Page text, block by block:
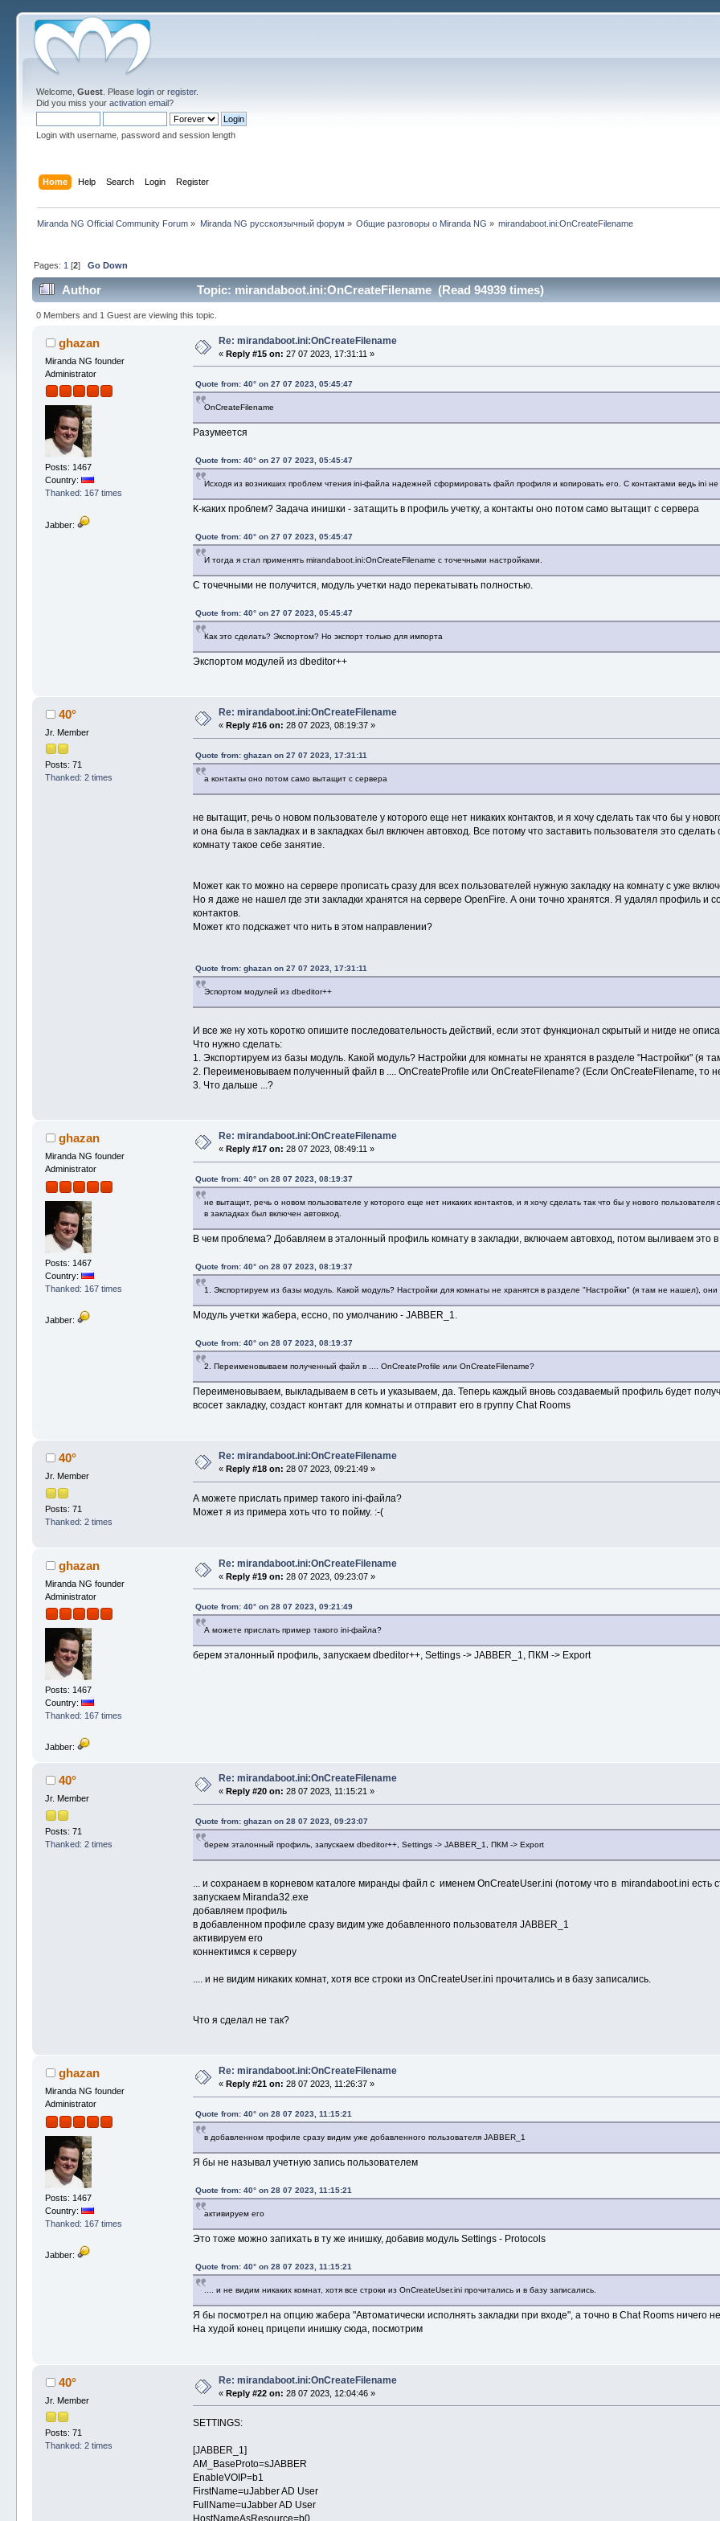
Welcome,Guest . Pleaselogin orregister.
Did you miss youractivation email?
Login with username, password and session length
Home Help Search Login Register
Miranda NG Official Community Forum » Miranda NG русскоязычный форум » Общие разговоры о Miranda NG » mirandaboot.ini:OnCreateFilename
Pages: 1 [2]Go Down
Author Topic: mirandaboot.ini:OnCreateFilename (Read 94939 times)
0 Members and 1 Guest are viewing this topic.
ghazan
Miranda NG founder
Administrator
Posts: 1467
Country:
Thanked: 167 times
Jabber:
Re: mirandaboot.ini:OnCreateFilename
«Reply #15 on: 27 07 2023, 17:31:11 »
Quote from: 40° on 27 07 2023, 05:45:47
OnCreateFilename
Разумеется
Quote from: 40° on 27 07 2023, 05:45:47
Исходя из возникших проблем чтения ini-файла надежней сформировать файл профиля и копировать его. С контактами ведь ini не
К-каких проблем? Задача инишки - затащить в профиль учетку, а контакты оно потом само вытащит с сервера
Quote from: 40° on 27 07 2023, 05:45:47
И тогда я стал применять mirandaboot.ini:OnCreateFilename с точечными настройками.
С точечными не получится, модуль учетки надо перекатывать полностью.
Quote from: 40° on 27 07 2023, 05:45:47
Как это сделать? Экспортом? Но экспорт только для импорта
Экспортом модулей из dbeditor++
40°
Jr. Member
Posts: 71
Thanked: 2 times
Re: mirandaboot.ini:OnCreateFilename
«Reply #16 on: 28 07 2023, 08:19:37 »
Quote from: ghazan on 27 07 2023, 17:31:11
а контакты оно потом само вытащит с сервера
не вытащит, речь о новом пользователе у которого еще нет никаких контактов, и я хочу сделать так что бы у
и она была в закладках и в закладках был включен автовход. Все потому что заставить пользователя это
комнату такое себе занятие.
Может как то можно на сервере прописать сразу для всех пользователей нужную закладку на комнату с уже
Но я даже не нашел где эти закладки хранятся на сервере OpenFire. А они точно хранятся. Я удалял профиль и
контактов.
Может кто подскажет что нить в этом направлении?
Quote from: ghazan on 27 07 2023, 17:31:11
Эспортом модулей из dbeditor++
И все же ну хоть коротко опишите последовательность действий, если этот функционал скрытый и нигде не
Что нужно сделать:
1. Экспортируем из базы модуль. Какой модуль? Настройки для комнаты не хранятся в разделе "Настройки" (я
2. Переименовываем полученный файл в .... OnCreateProfile или OnCreateFilename? (Если OnCreateFilename, то
3. Что дальше ...?
ghazan
Miranda NG founder
Administrator
Posts: 1467
Country:
Thanked: 167 times
Jabber:
Re: mirandaboot.ini:OnCreateFilename
« Reply #17 on: 28 07 2023, 08:49:11 »
Quote from: 40° on 28 07 2023, 08:19:37
не вытащит, речь о новом пользователе у которого еще нет никаких контактов, и я хочу сделать так что бы у нового
в закладках был включен автовход.
В чем проблема? Добавляем в эталонный профиль комнату в закладки, включаем автовход, потом выливаем это
Quote from: 40° on 28 07 2023, 08:19:37
1. Экспортируем из базы модуль. Какой модуль? Настройки для комнаты не хранятся в разделе "Настройки" (я там не нашел),
Модуль учетки жабера, ессно, по умолчанию - JABBER_1.
Quote from: 40° on 28 07 2023, 08:19:37
2. Переименовываем полученный файл в .... OnCreateProfile или OnCreateFilename?
Переименовываем, выкладываем в сеть и указываем, да. Теперь каждый вновь создаваемый профиль будет
всосет закладку, создаст контакт для комнаты и отправит его в группу Chat Rooms
40°
Jr. Member
Posts: 71
Thanked: 2 times
Re: mirandaboot.ini:OnCreateFilename
« Reply #18 on: 28 07 2023, 09:21:49 »
А можете прислать пример такого ini-файла?
Может я из примера хоть что то пойму. :-(
ghazan
Miranda NG founder
Administrator
Posts: 1467
Country:
Thanked: 167 times
Jabber:
Re: mirandaboot.ini:OnCreateFilename
«Reply #19 on: 28 07 2023, 09:23:07 »
Quote from: 40° on 28 07 2023, 09:21:49
А можете прислать пример такого ini-файла?
берем эталонный профиль, запускаем dbeditor++, Settings -> JABBER_1, ПКМ -> Export
40°
Jr. Member
Posts: 71
Thanked: 2 times
Re: mirandaboot.ini:OnCreateFilename
« Reply #20 on: 28 07 2023, 11:15:21 »
Quote from: ghazan on 28 07 2023, 09:23:07
берем эталонный профиль, запускаем dbeditor++, Settings -> JABBER_1, ПКМ -> Export
... и сохранаем в корневом каталоге миранды файл с именем OnCreateUser.ini (потому что в mirandaboot.ini есть
запускаем Miranda32.exe
добавляем профиль
в добавленном профиле сразу видим уже добавленного пользователя JABBER_1
активируем его
коннектимся к серверу
.... и не видим никаких комнат, хотя все строки из OnCreateUser.ini прочитались и в базу записались.
Что я сделал не так?
ghazan
Miranda NG founder
Administrator
Posts: 1467
Country:
Thanked: 167 times
Jabber:
Re: mirandaboot.ini:OnCreateFilename
« Reply #21 on: 28 07 2023, 11:26:37 »
Quote from: 40° on 28 07 2023, 11:15:21
в добавленном профиле сразу видим уже добавленного пользователя JABBER_1
Я бы не называл учетную запись пользователем
Quote from: 40° on 28 07 2023, 11:15:21
активируем его
Это тоже можно запихать в ту же инишку, добавив модуль Settings - Protocols
Quote from: 40° on 28 07 2023, 11:15:21
.... и не видим никаких комнат, хотя все строки из OnCreateUser.ini прочитались и в базу записались.
Я бы посмотрел на опцию жабера "Автоматически исполнять закладки при входе", а точно в Chat Rooms ничего
На худой конец прицепи инишку сюда, посмотрим
40°
Jr. Member
Posts: 71
Thanked: 2 times
Re: mirandaboot.ini:OnCreateFilename
«Reply #22 on: 28 07 2023, 12:04:46 »
SETTINGS:
[JABBER_1]
AM_BaseProto=sJABBER
EnableVOIP=b1
FirstName=uJabber AD User
FullName=uJabber AD User
HostNameAsResource=b0